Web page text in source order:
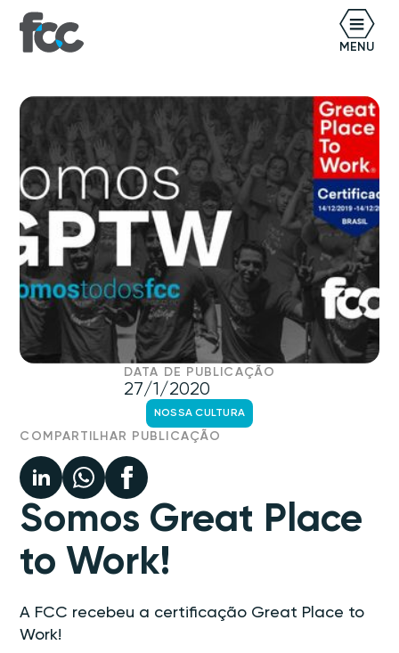
MENU
DATA DE PUBLICAÇÃO
27/1/2020
NOSSA CULTURA
COMPARTILHAR PUBLICAÇÃO
Somos Great Place
to Work!
A FCC recebeu a certificação Great Place to
Work!